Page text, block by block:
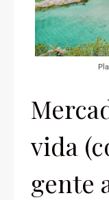
vida
gente